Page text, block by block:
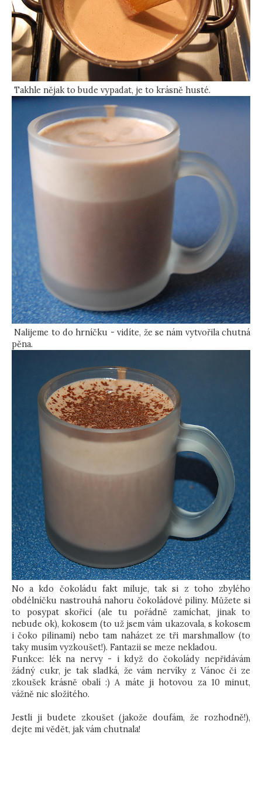
Takhle nějak to bude vypadat, je to krásně husté.
Nalijeme to do hrníčku - vidíte, že se nám vytvořila chutná
pěna.
No a kdo čokoládu fakt miluje, tak si z toho zbylého
obdélníčku nastrouhá nahoru čokoládové piliny. Můžete si
to posypat skořicí (ale tu pořádně zamíchat, jinak to
nebude ok), kokosem (to už jsem vám ukazovala, s kokosem
i čoko pilinami) nebo tam naházet ze tři marshmallow (to
taky musím vyzkoušet!). Fantazii se meze nekladou.
Funkce: lék na nervy - i když do čokolády nepřidávám
žádný cukr, je tak sladká, že vám nervíky z Vánoc či ze
zkoušek krásně obalí :) A máte ji hotovou za 10 minut,
vážně nic složitého.
Jestli ji budete zkoušet (jakože doufám, že rozhodně!),
dejte mi vědět, jak vám chutnala!